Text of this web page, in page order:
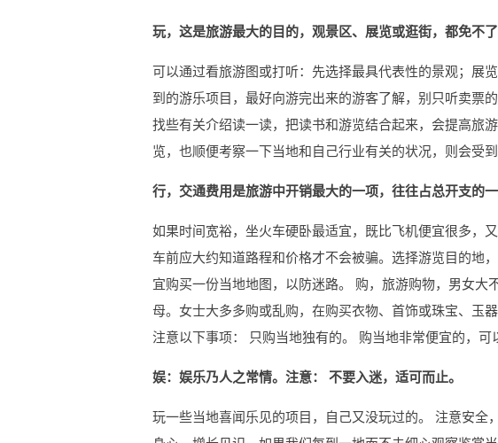
玩，这是旅游最大的目的，观景区、展览或逛街，都免不了
可以通过看旅游图或打听：先选择最具代表性的景观；展
到的游乐项目，最好向游完出来的游客了解，别只听卖票
找些有关介绍读一读，把读书和游览结合起来，会提高旅
览，也顺便考察一下当地和自己行业有关的状况，则会受
行，交通费用是旅游中开销最大的一项，往往占总开支的一
如果时间宽裕，坐火车硬卧最适宜，既比飞机便宜很多，
车前应大约知道路程和价格才不会被骗。选择游览目的地
宜购买一份当地地图，以防迷路。 购，旅游购物，男女
母。女士大多多购或乱购，在购买衣物、首饰或珠宝、玉
注意以下事项： 只购当地独有的。 购当地非常便宜的，
娱：娱乐乃人之常情。注意： 不要入迷，适可而止。
玩一些当地喜闻乐见的项目，自己又没玩过的。 注意安